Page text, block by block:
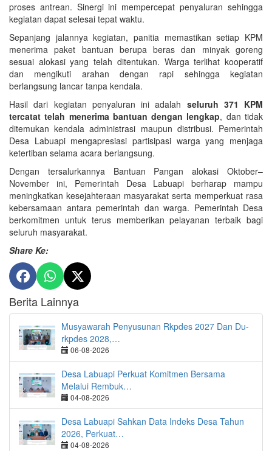
proses antrean. Sinergi ini mempercepat penyaluran sehingga
kegiatan dapat selesai tepat waktu.
Sepanjang jalannya kegiatan, panitia memastikan setiap KPM
menerima paket bantuan berupa beras dan minyak goreng
sesuai alokasi yang telah ditentukan. Warga terlihat kooperatif
dan mengikuti arahan dengan rapi sehingga kegiatan
berlangsung lancar tanpa kendala.
Hasil dari kegiatan penyaluran ini adalah seluruh 371 KPM
tercatat telah menerima bantuan dengan lengkap, dan tidak
ditemukan kendala administrasi maupun distribusi. Pemerintah
Desa Labuapi mengapresiasi partisipasi warga yang menjaga
ketertiban selama acara berlangsung.
Dengan tersalurkannya Bantuan Pangan alokasi Oktober–
November ini, Pemerintah Desa Labuapi berharap mampu
meningkatkan kesejahteraan masyarakat serta memperkuat rasa
kebersamaan antara pemerintah dan warga. Pemerintah Desa
berkomitmen untuk terus memberikan pelayanan terbaik bagi
seluruh masyarakat.
Share Ke:
Berita Lainnya
Musyawarah Penyusunan Rkpdes 2027 Dan Du-
rkpdes 2028,…
06-08-2026
Desa Labuapi Perkuat Komitmen Bersama
Melalui Rembuk…
04-08-2026
Desa Labuapi Sahkan Data Indeks Desa Tahun
2026, Perkuat…
04-08-2026